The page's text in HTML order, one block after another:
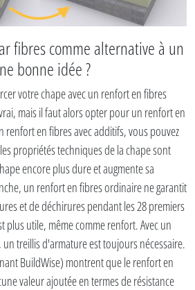
fibres comme alternative à un
bonne idée ?
votre chape avec un renfort en fibres
mais il faut alors opter pour un renfort en
renfort en fibres avec additifs, vous pouvez
propriétés techniques de la chape sont
encore plus dure et augmente sa
un renfort en fibres ordinaire ne garantit
et de déchirures pendant les 28 premiers
plus utile, même comme renfort. Avec un
treillis d'armature est toujours nécessaire.
BuildWise) montrent que le renfort en
valeur ajoutée en termes de résistance